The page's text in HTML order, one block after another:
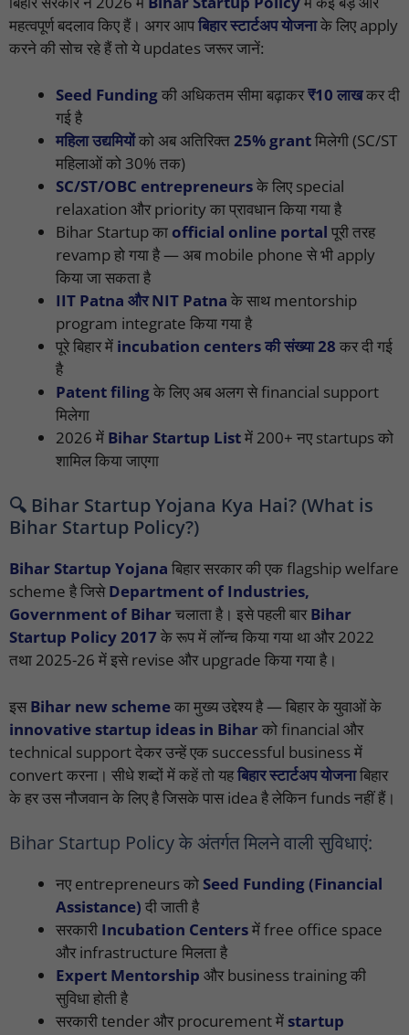
महत्वपूर्ण बदलाव किए हैं। अगर आपबिहार स्टार्टअप योजनाके लिए apply
करने की सोच रहे हैं तो ये updates जरूर जानें:
Seed Fundingकी अधिकतम सीमा बढ़ाकर₹10 लाखकर दी
गई है
महिला उद्यमियोंको अब अतिरिक्त25% grantमिलेगी (SC/ST
महिलाओं को 30% तक)
SC/ST/OBC entrepreneursके लिए special
relaxation और priority का प्रावधान किया गया है
Bihar Startup का official online portal पूरी तरह
revamp हो गया है — अब mobile phone से भी apply
किया जा सकता है
IIT Patna और NIT Patna के साथ mentorship
program integrate किया गया है
पूरे बिहार में incubation centers की संख्या 28 कर दी गई
है
Patent filingके लिए अब अलग से financial support
मिलेगा
2026 में Bihar Startup Listमें 200+ नए startups को
शामिल किया जाएगा
🔍 Bihar Startup Yojana Kya Hai? (What is
Bihar Startup Policy?)
Bihar Startup Yojana बिहार सरकार की एक flagship welfare
scheme है जिसेDepartment of Industries,
Government of Biharचलाता है। इसे पहली बारBihar
Startup Policy 2017 के रूप में लॉन्च किया गया था और 2022
तथा 2025-26 में इसे revise और upgrade किया गया है।
इसBihar new schemeका मुख्य उद्देश्य है — बिहार के युवाओं के
innovative startup ideas in Biharको financial और
technical support देकर उन्हें एक successful business में
convert करना। सीधे शब्दों में कहें तो यहबिहार स्टार्टअप योजनाबिहार
के हर उस नौजवान के लिए है जिसके पास idea है लेकिन funds नहीं हैं।
Bihar Startup Policy के अंतर्गत मिलने वाली सुविधाएं:
नए entrepreneurs को Seed Funding (Financial
Assistance) दी जाती है
सरकारी Incubation Centersमें free office space
और infrastructure मिलता है
Expert Mentorship और business training की
सुविधा होती है
सरकारी tender और procurement में startup